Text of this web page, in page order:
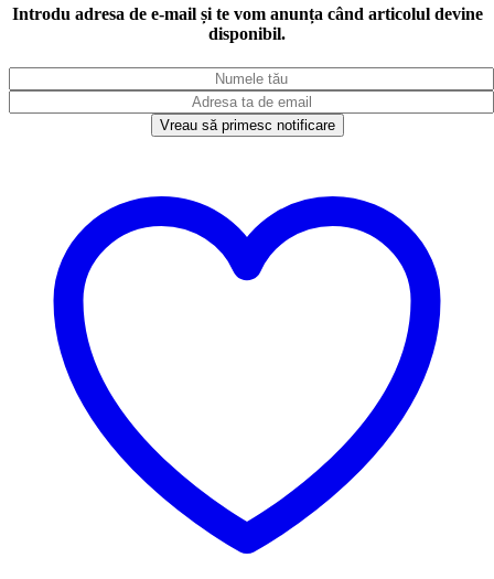
Introdu adresa de e-mail și te vom anunța când articolul devine
disponibil.
Vreau să primesc notificare